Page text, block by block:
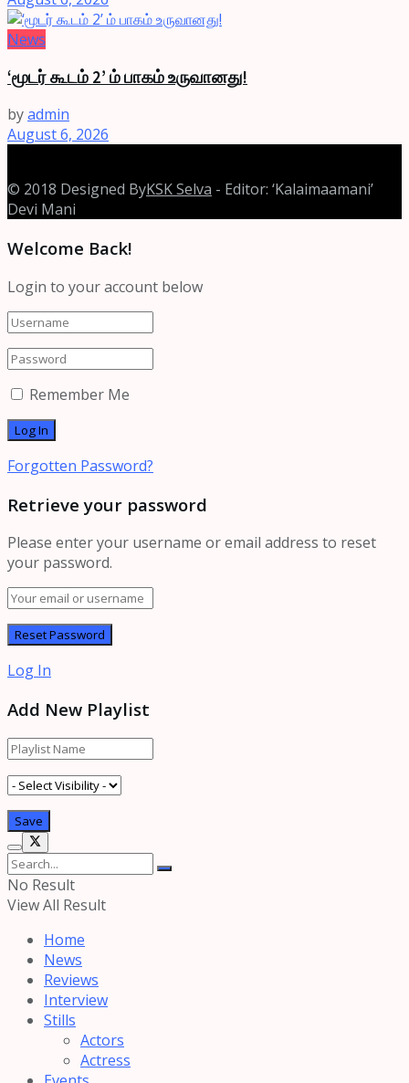
News
‘மூடர் கூடம் 2’ ம் பாகம் உருவானது!
byadmin
August 6, 2026
© 2018 Designed ByKSK Selva - Editor: ‘Kalaimaamani’
Devi Mani
Welcome Back!
Login to your account below
Remember Me
Forgotten Password?
Retrieve your password
Please enter your username or email address to reset
your password.
Log In
Add New Playlist
No Result
View All Result
Home
News
Reviews
Interview
Stills
Actors
Actress